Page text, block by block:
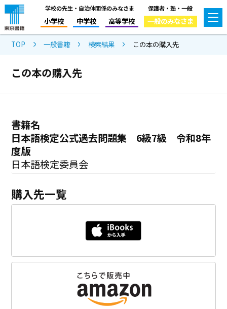
学校の先生・自治体関係のみなさま
小学校 中学校 高等学校
保護者・塾・一般
一般のみなさま
TOP 一般書籍 検索結果 この本の購入先
この本の購入先
書籍名
日本語検定公式過去問題集 6級7級 令和8年
度版
日本語検定委員会
購入先一覧